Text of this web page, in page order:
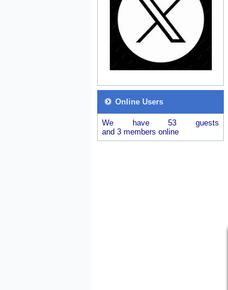
Online Users
We have 53 guests
and 3 members online